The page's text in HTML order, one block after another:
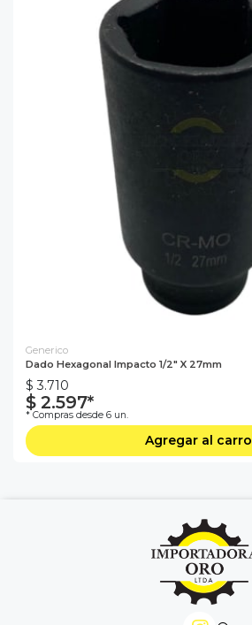
Generico
Dado Hexagonal Impacto 1/2" X 27mm
$ 3.710
$ 2.597*
* Compras desde 6 un.
Agregar al carro